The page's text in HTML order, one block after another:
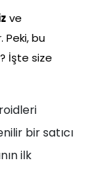
ve
Peki, bu
İşte size
bir satıcı
ilk